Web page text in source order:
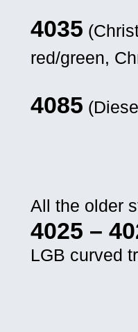
4035
red/green,
4085
All the older
4025 –
LGB curved